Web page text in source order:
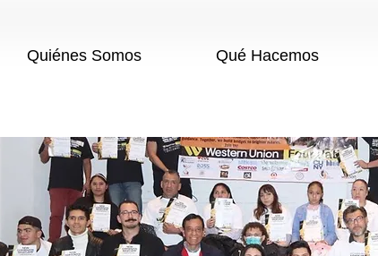
Quiénes Somos Qué Hacemos